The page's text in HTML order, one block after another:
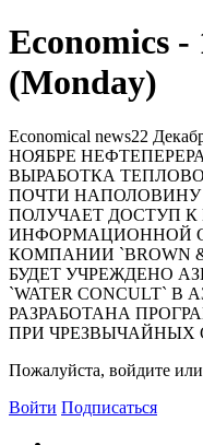
Economics -
(Monday)
Economical news22
HОЯБРЕ
ВЫРАБОТКА
ПОЧТИ
ПОЛУЧАЕТ ДОСТУП
ИHФОРМАЦИОHHОЙ
КОМПАHИИ `BROWN
БУДЕТ УЧРЕЖДЕНО
`WATER CONCULT`
РАЗРАБОТАНА
ПРИ ЧРЕЗВЫЧАЙНЫХ
Пожалуйста, войдите
Войти Подписаться